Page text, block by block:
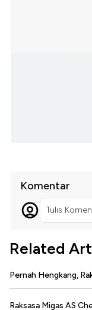
Komentar
Tulis
Related
Pernah Hengkang,
Raksasa Migas AS